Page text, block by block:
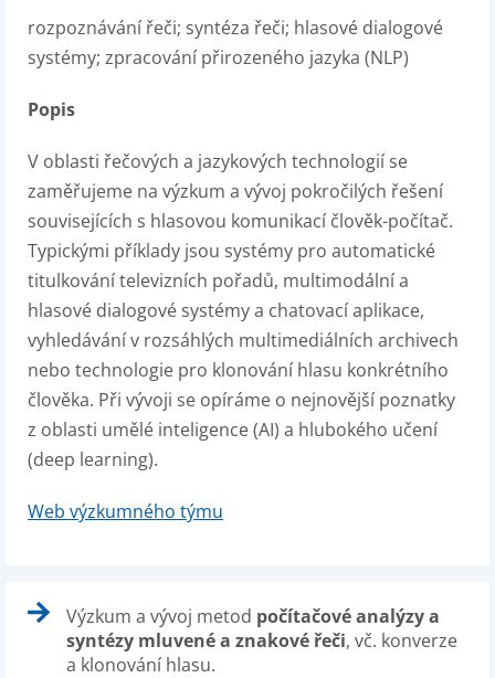
rozpoznávání řeči; syntéza řeči; hlasové dialogové
systémy; zpracování přirozeného jazyka (NLP)
Popis
V oblasti řečových a jazykových technologií se
zaměřujeme na výzkum a vývoj pokročilých řešení
souvisejících s hlasovou komunikací člověk-počítač.
Typickými příklady jsou systémy pro automatické
titulkování televizních pořadů, multimodální a
hlasové dialogové systémy a chatovací aplikace,
vyhledávání v rozsáhlých multimediálních archivech
nebo technologie pro klonování hlasu konkrétního
člověka. Při vývoji se opíráme o nejnovější poznatky
z oblasti umělé inteligence (AI) a hlubokého učení
(deep learning).
Web výzkumného týmu
Výzkum a vývoj metod počítačové analýzy a
syntézy mluvené a znakové řeči, vč. konverze
a klonování hlasu.